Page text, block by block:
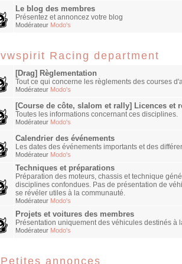
Le blog des membres
Présentez et annoncez votre blog
Modérateur Modo's
vwspirit Racing department
[Drag] Règlementation
Tout ce qui concerne les règlements des courses
Modérateur Modo's
[Course de côte, slalom et rally] Licences et
Toutes les informations concernant ces disciplines.
Modérateur Modo's
Calendrier des événements
Les dates des événements importants et des
Modérateur Modo's
Techniques et préparations
Préparation des moteurs, chassis et technique
disciplines confondues. Pas de présentation de
se révéler utiles à la communauté.
Modérateur Modo's
Projets et voitures des membres
Présentation uniquement des véhicules destinés
Modérateur Modo's
Petites annonces